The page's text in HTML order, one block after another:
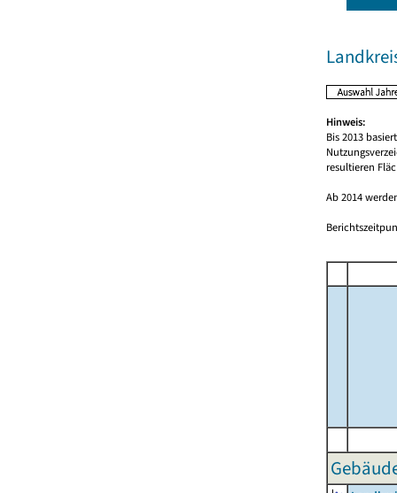
Hinweis:
Bis 2013
resultieren
Ab 2014